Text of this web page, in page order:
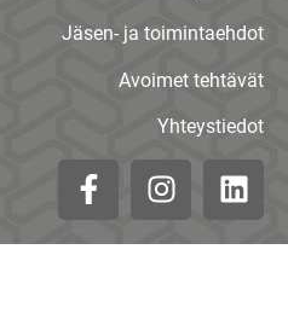
Jäsen- ja toimintaehdot
Avoimet tehtävät
Yhteystiedot